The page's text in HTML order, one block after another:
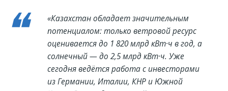
«Казахстан обладает значительным
потенциалом: только ветровой ресурс
оценивается до 1 820 млрд кВт·ч в год, а
солнечный — до 2,5 млрд кВт·ч. Уже
сегодня ведётся работа с инвесторами
из Германии, Италии, КНР и Южной